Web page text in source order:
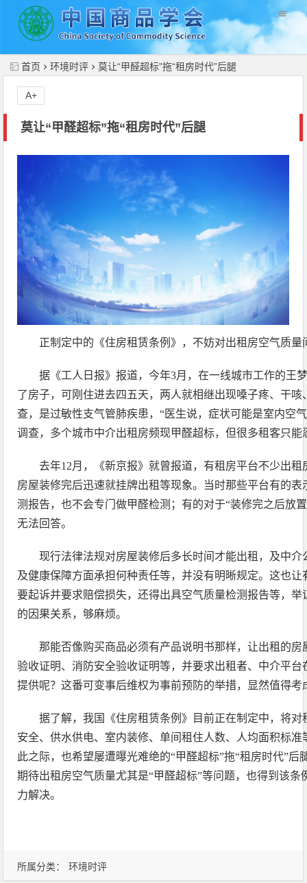
首页 环境时评 莫让“甲醛超标”拖“租房时代”后腿
莫让“甲醛超标”拖“租房时代”后腿
A+
所属分类： 环境时评
正制定中的《住房租赁条例》，不妨对出租房空气质量
据《工人日报》报道，今年3月，在一线城市工作的王
了房子，可刚住进去四五天，两人就相继出现嗓子疼、干
查，是过敏性支气管肺疾患，“医生说，症状可能是室内空
调查，多个城市中介出租房频现甲醛超标，但很多租客只能
去年12月，《新京报》就曾报道，有租房平台不少出
房屋装修完后迅速就挂牌出租等现象。当时那些平台有的
测报告，也不会专门做甲醛检测；有的对于“装修完之后放
无法回答。
现行法律法规对房屋装修后多长时间才能出租，及中
及健康保障方面承担何种责任等，并没有明晰规定。这也
要起诉并要求赔偿损失，还得出具空气质量检测报告等，
的因果关系，够麻烦。
那能否像购买商品必须有产品说明书那样，让出租的
验收证明、消防安全验收证明等，并要求出租者、中介平
提供呢？这番可变事后维权为事前预防的举措，显然值得考
据了解，我国《住房租赁条例》目前正在制定中，将
安全、供水供电、室内装修、单间租住人数、人均面积标
此之际，也希望屡遭曝光难绝的“甲醛超标”拖“租房时代”后
期待出租房空气质量尤其是“甲醛超标”等问题，也得到该条
力解决。